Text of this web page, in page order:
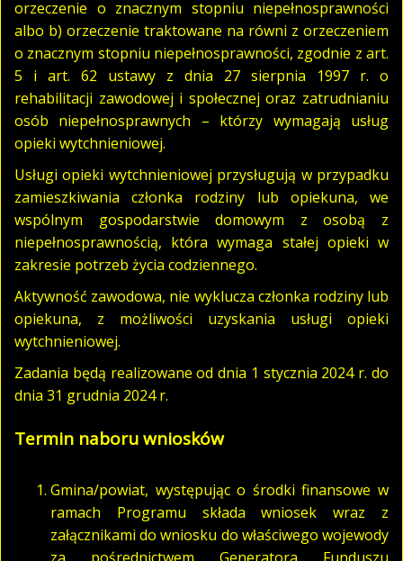
orzeczenie o znacznym stopniu niepełnosprawności
albo b) orzeczenie traktowane na równi z orzeczeniem
o znacznym stopniu niepełnosprawności, zgodnie z art.
5 i art. 62 ustawy z dnia 27 sierpnia 1997 r. o
rehabilitacji zawodowej i społecznej oraz zatrudnianiu
osób niepełnosprawnych – którzy wymagają usług
opieki wytchnieniowej.
Usługi opieki wytchnieniowej przysługują w przypadku
zamieszkiwania członka rodziny lub opiekuna, we
wspólnym gospodarstwie domowym z osobą z
niepełnosprawnością, która wymaga stałej opieki w
zakresie potrzeb życia codziennego.
Aktywność zawodowa, nie wyklucza członka rodziny lub
opiekuna, z możliwości uzyskania usługi opieki
wytchnieniowej.
Zadania będą realizowane od dnia 1 stycznia 2024 r. do
dnia 31 grudnia 2024 r.
Termin naboru wniosków
Gmina/powiat, występując o środki finansowe w
ramach Programu składa wniosek wraz z
załącznikami do wniosku do właściwego wojewody